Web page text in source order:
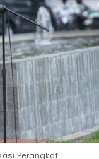
Perangkat